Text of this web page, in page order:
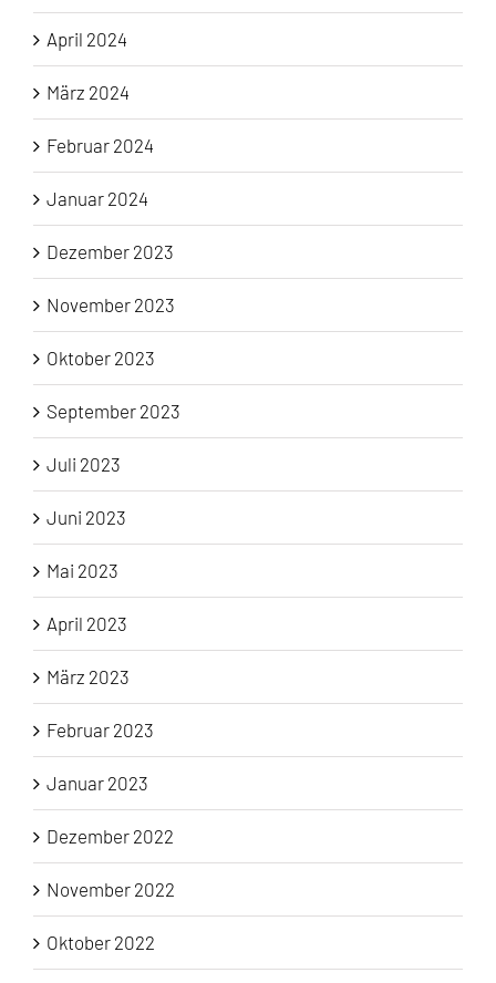
April 2024
März 2024
Februar 2024
Januar 2024
Dezember 2023
November 2023
Oktober 2023
September 2023
Juli 2023
Juni 2023
Mai 2023
April 2023
März 2023
Februar 2023
Januar 2023
Dezember 2022
November 2022
Oktober 2022